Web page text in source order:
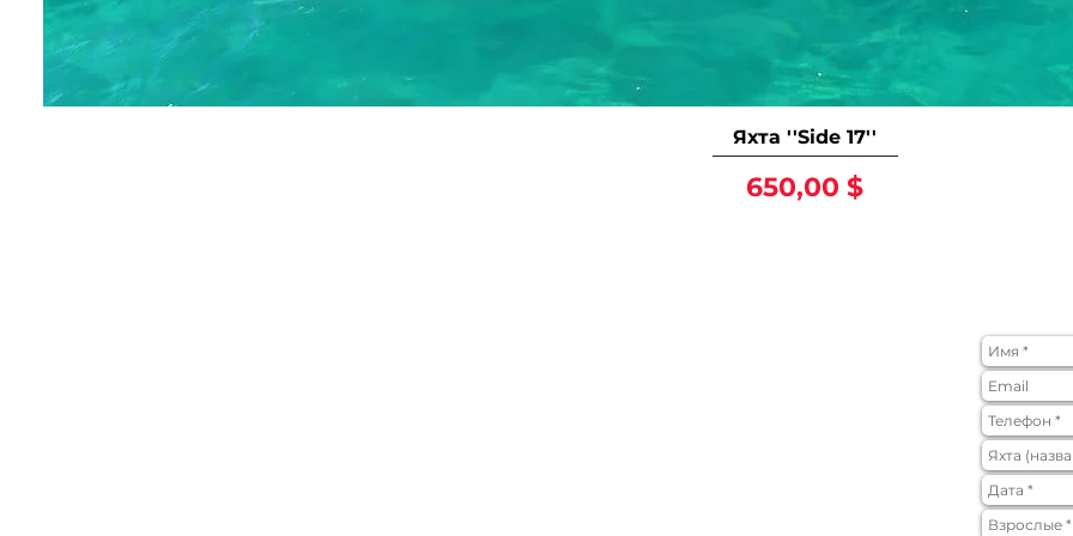
Яхта ''Side 17''
Цена
650,00 $